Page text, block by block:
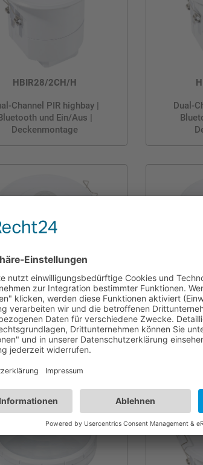
HBIR28/2CH/H
Channel PIR highbay |
und Ein/Aus |
Deckenmontage
Dual-
HBIR28/2CH/W
Channel PIR Lowbay |
und Ein/Aus |
PIR
EIN/